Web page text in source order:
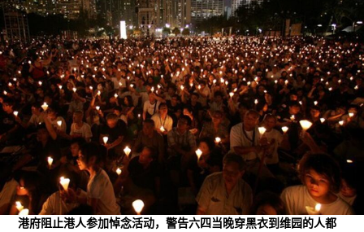
港府阻止港人参加悼念活动，警告六四当晚穿黑衣到维园的人都